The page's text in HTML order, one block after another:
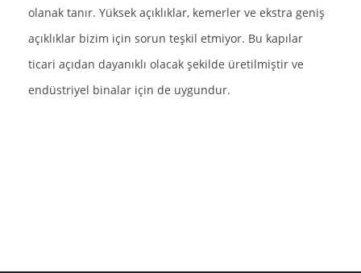
olanak tanır. Yüksek açıklıklar, kemerler ve ekstra geniş
açıklıklar bizim için sorun teşkil etmiyor. Bu kapılar
ticari açıdan dayanıklı olacak şekilde üretilmiştir ve
endüstriyel binalar için de uygundur.